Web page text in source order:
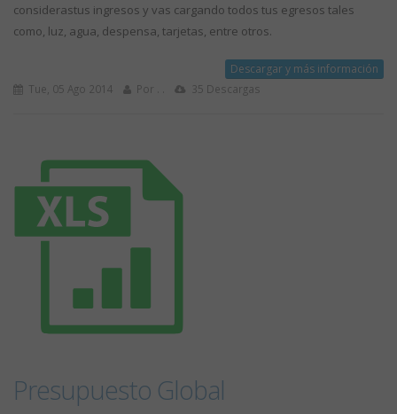
considerastus ingresos y vas cargando todos tus egresos tales
como, luz, agua, despensa, tarjetas, entre otros.
Descargar y más información
Tue, 05 Ago 2014 Por . . 35 Descargas
Presupuesto Global